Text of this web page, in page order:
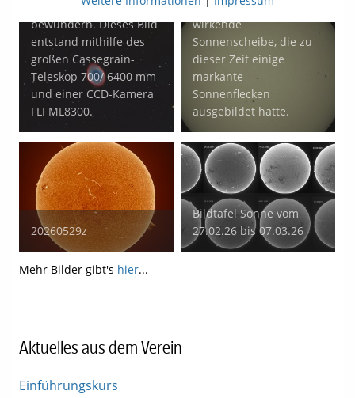
hoch am Himmel zu
bewundern. Dieses Bild
entstand mithilfe des
großen Cassegrain-
Teleskop 700/ 6400 mm
und einer CCD-Kamera
FLI ML8300.
Bildmitte) die monströs
wirkende
Sonnenscheibe, die zu
dieser Zeit einige
markante
Sonnenflecken
ausgebildet hatte.
20260529z
Bildtafel Sonne vom
27.02.26 bis 07.03.26
Mehr Bilder gibt's hier...
Aktuelles aus dem Verein
Einführungskurs